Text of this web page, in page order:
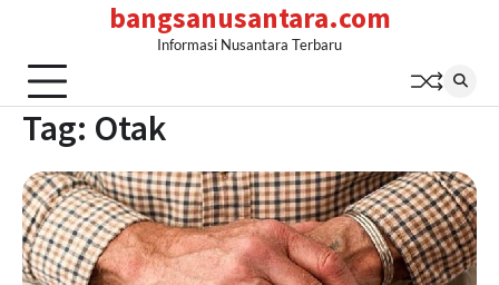
content
bangsanusantara.com
Informasi Nusantara Terbaru
Tag: Otak